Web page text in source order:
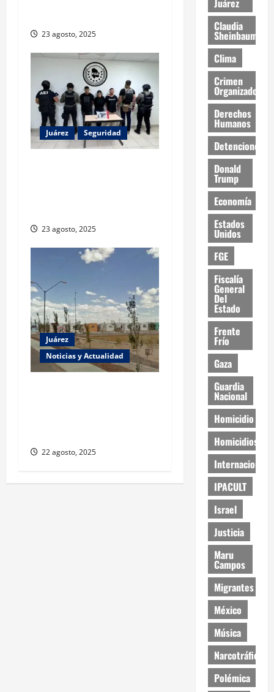
23 agosto, 2025
Juárez Seguridad
23 agosto, 2025
Juárez
Noticias y Actualidad
22 agosto, 2025
Juárez
Claudia
Sheinbaum
Clima
Crimen
Organizado
Derechos
Humanos
Detenciones
Donald
Trump
Economía
Estados
Unidos
FGE
Fiscalía
General
Del
Estado
Frente
Frío
Gaza
Guardia
Nacional
Homicidio
Homicidios
Internacional
IPACULT
Israel
Justicia
Maru
Campos
Migrantes
México
Música
Narcotráfico
Polémica